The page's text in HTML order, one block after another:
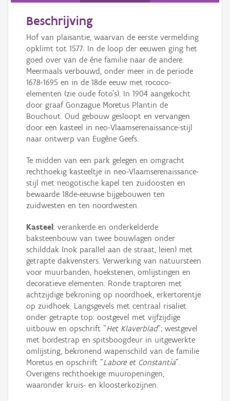
Beschrijving
Hof van plaisantie, waarvan de eerste vermelding
opklimt tot 1577. In de loop der eeuwen ging het
goed over van de éne familie naar de andere.
Meermaals verbouwd, onder meer in de periode
1678-1695 en in de 18de eeuw met rococo-
elementen (zie oude foto's). In 1904 aangekocht
door graaf Gonzague Moretus Plantin de
Bouchout. Oud gebouw gesloopt en vervangen
door een kasteel in neo-Vlaamserenaissance-stijl
naar ontwerp van Eugène Geefs.
Te midden van een park gelegen en omgracht
rechthoekig kasteeltje in neo-Vlaamserenaissance-
stijl met neogotische kapel ten zuidoosten en
bewaarde 18de-eeuwse bijgebouwen ten
zuidwesten en ten noordwesten.
Kasteel: verankerde en onderkelderde
baksteenbouw van twee bouwlagen onder
schilddak (nok parallel aan de straat, leien) met
getrapte dakvensters. Verwerking van natuursteen
voor muurbanden, hoekstenen, omlijstingen en
decoratieve elementen. Ronde traptoren met
achtzijdige bekroning op noordhoek, erkertorentje
op zuidhoek. Langsgevels met centraal risaliet
onder getrapte top: oostgevel met vijfzijdige
uitbouw en opschrift "Het Klaverblad"; westgevel
met bordestrap en spitsboogdeur in uitgewerkte
omlijsting, bekronend wapenschild van de familie
Moretus en opschrift "Labore et Constantia".
Overigens rechthoekige muuropeningen,
waaronder kruis- en kloosterkozijnen.